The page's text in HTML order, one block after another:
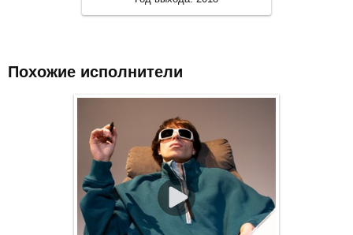
Похожие исполнители